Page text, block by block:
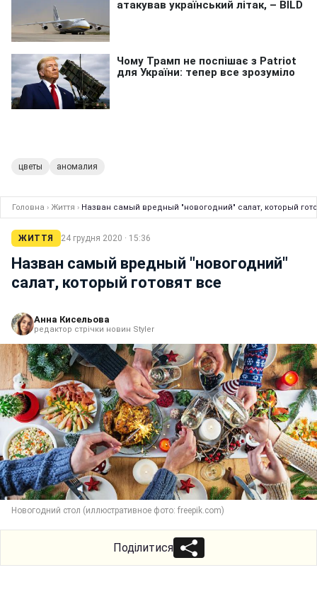
цветы аномалия
Головна › Життя › Назван самый вредный "новогодний" салат, который
ЖИТТЯ 24 грудня 2020 · 15:36
Назван самый вредный "новогодний"
салат, который готовят все
Анна Кисельова
редактор стрічки новин Styler
Новогодний стол (иллюстративное фото: freepik.com)
Поділитися